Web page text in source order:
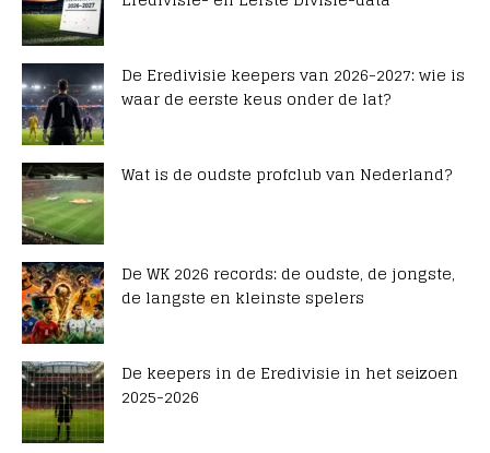
De Eredivisie keepers van 2026-2027: wie is
waar de eerste keus onder de lat?
Wat is de oudste profclub van Nederland?
De WK 2026 records: de oudste, de jongste,
de langste en kleinste spelers
De keepers in de Eredivisie in het seizoen
2025-2026